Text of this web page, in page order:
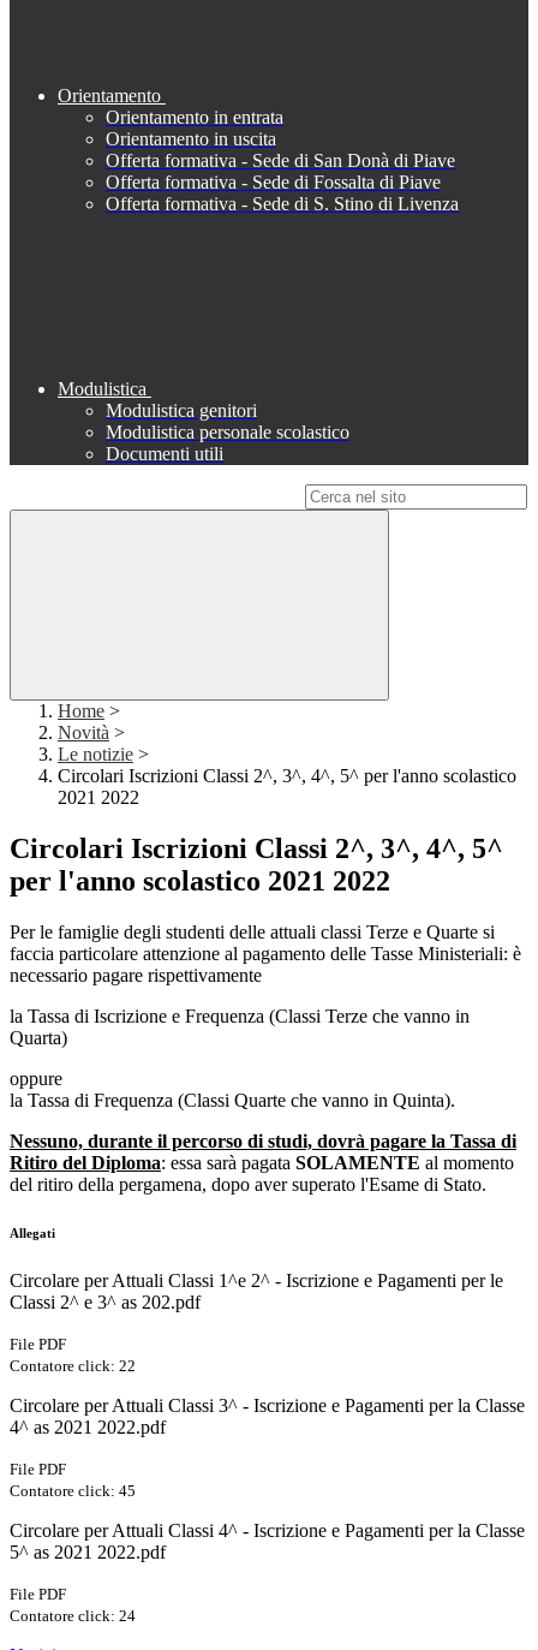
Orientamento
Orientamento in entrata
Orientamento in uscita
Offerta formativa - Sede di San Donà di Piave
Offerta formativa - Sede di Fossalta di Piave
Offerta formativa - Sede di S. Stino di Livenza
Modulistica
Modulistica genitori
Modulistica personale scolastico
Documenti utili
Home >
Novità >
Le notizie >
Circolari Iscrizioni Classi 2^, 3^, 4^, 5^ per l'anno scolastico
2021 2022
Circolari Iscrizioni Classi 2^, 3^, 4^, 5^
per l'anno scolastico 2021 2022
Per le famiglie degli studenti delle attuali classi Terze e Quarte si
faccia particolare attenzione al pagamento delle Tasse Ministeriali: è
necessario pagare rispettivamente
la Tassa di Iscrizione e Frequenza (Classi Terze che vanno in
Quarta)
oppure
la Tassa di Frequenza (Classi Quarte che vanno in Quinta).
Nessuno, durante il percorso di studi, dovrà pagare la Tassa di
Ritiro del Diploma: essa sarà pagata SOLAMENTE al momento
del ritiro della pergamena, dopo aver superato l'Esame di Stato.
Allegati
Circolare per Attuali Classi 1^e 2^ - Iscrizione e Pagamenti per le
Classi 2^ e 3^ as 202.pdf
File PDF
Contatore click: 22
Circolare per Attuali Classi 3^ - Iscrizione e Pagamenti per la Classe
4^ as 2021 2022.pdf
File PDF
Contatore click: 45
Circolare per Attuali Classi 4^ - Iscrizione e Pagamenti per la Classe
5^ as 2021 2022.pdf
File PDF
Contatore click: 24